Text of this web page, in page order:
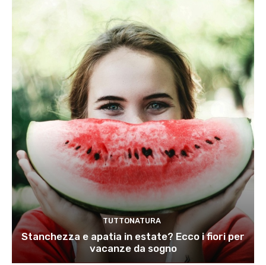
TUTTONATURA
Stanchezza e apatia in estate? Ecco i fiori per
vacanze da sogno